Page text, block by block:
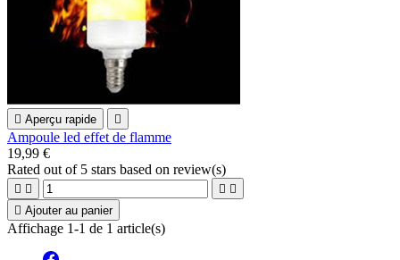
 Aperçu rapide 
Ampoule led effet de flamme
19,99 €
Rated out of 5 stars based on review(s)
   
 Ajouter au panier
Affichage 1-1 de 1 article(s)